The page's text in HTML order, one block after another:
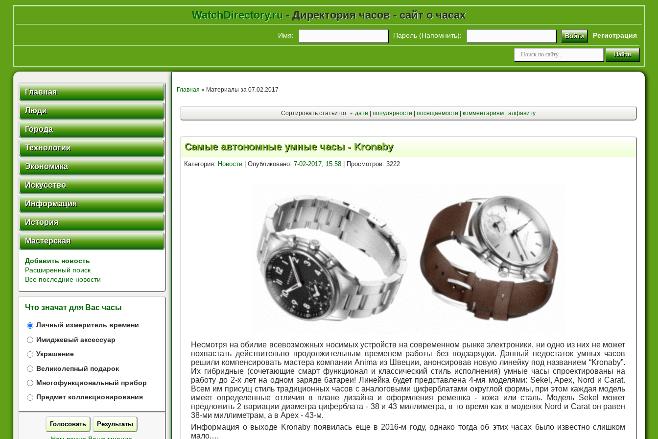
WatchDirectory.ru - Директория часов - сайт о часах
Имя: Пароль (Напомнить): Войти Регистрация
Главная
Люди
Города
Технологии
Экономика
Искусство
Информация
История
Мастерская
Добавить новость
Расширенный поиск
Все последние новости
Что значат для Вас часы
Личный измеритель времени
Имиджевый аксессуар
Украшение
Великолепный подарок
Многофункциональный прибор
Предмет коллекционирования
Голосовать Результаты
Главная » Материалы за 07.02.2017
Сортировать статьи по: дате |популярности |посещаемости |комментариям |алфавиту
Самые автономные умные часы - Kronaby
Категория: Новости| Опубликовано: 7-02-2017, 15:58| Просмотров: 3222
Несмотря на обилие всевозможных носимых устройств на современном рынке электроники, ни одно из них не может
похвастать действительно продолжительным временем работы без подзарядки. Данный недостаток умных часов
решили компенсировать мастера компании Anima из Швеции, анонсировав новую линейку под названием “Kronaby”.
Их гибридные (сочетающие смарт функционал и классический стиль исполнения) умные часы спроектированы на
работу до 2-х лет на одном заряде батареи! Линейка будет представлена 4-мя моделями: Sekel, Apex, Nord и Carat.
Всем им присущ стиль традиционных часов с аналоговыми циферблатами округлой формы, при этом каждая модель
имеет определенные отличия в плане дизайна и оформления ремешка - кожа или сталь. Модель Sekel может
предложить 2 вариации диаметра циферблата - 38 и 43 миллиметра, в то время как в моделях Nord и Carat он равен
38-ми миллиметрам, а в Apex - 43-м.
Информация о выходе Kronaby появилась еще в 2016-м году, однако тогда об этих часах было известно слишком
мало.…